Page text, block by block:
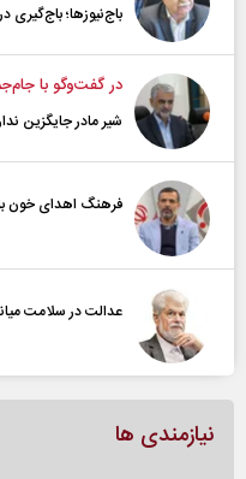
باج‌نیوزها؛ باج‌گیری
در گفت‌و‌گو با
شیر مادر جایگزین
فرهنگ اهدای خون
عدالت در سلامت
نیازمندی ها